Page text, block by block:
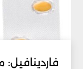
فاردينافيل: